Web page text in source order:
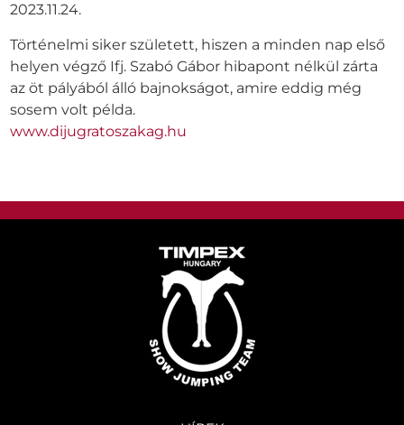
2023.11.24.
Történelmi siker született, hiszen a minden nap első
helyen végző Ifj. Szabó Gábor hibapont nélkül zárta
az öt pályából álló bajnokságot, amire eddig még
sosem volt példa.
www.dijugratoszakag.hu